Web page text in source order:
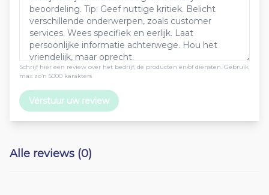
Schrijf hier een review over het bedrijf, de producten en/of diensten. Gebruik
max zo’n 5000 karakters
Verstuur uw review
Alle reviews (0)